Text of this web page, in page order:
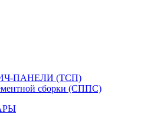
ПАНЕЛИ (ТСП)
сборки (СППС)